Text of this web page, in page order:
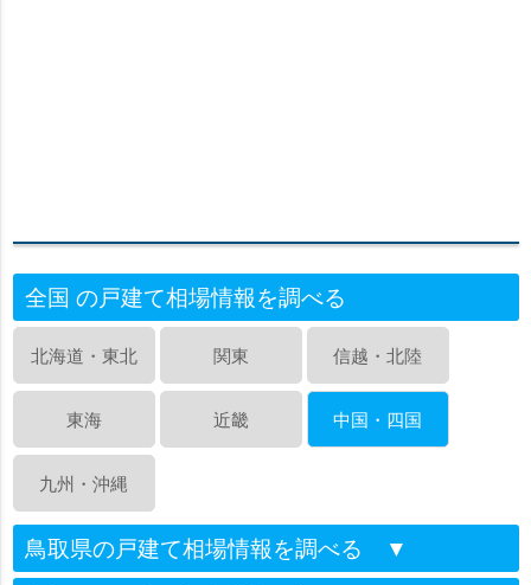
全国 の戸建て相場情報を調べる
北海道・東北 関東 信越・北陸
東海 近畿 中国・四国
九州・沖縄
鳥取県の戸建て相場情報を調べる ▼